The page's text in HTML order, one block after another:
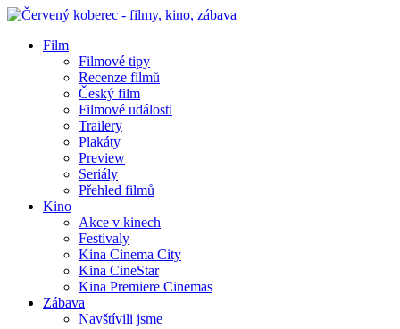
Film
Filmové tipy
Recenze filmů
Český film
Filmové události
Trailery
Plakáty
Preview
Seriály
Přehled filmů
Kino
Akce v kinech
Festivaly
Kina Cinema City
Kina CineStar
Kina Premiere Cinemas
Zábava
Navštívili jsme